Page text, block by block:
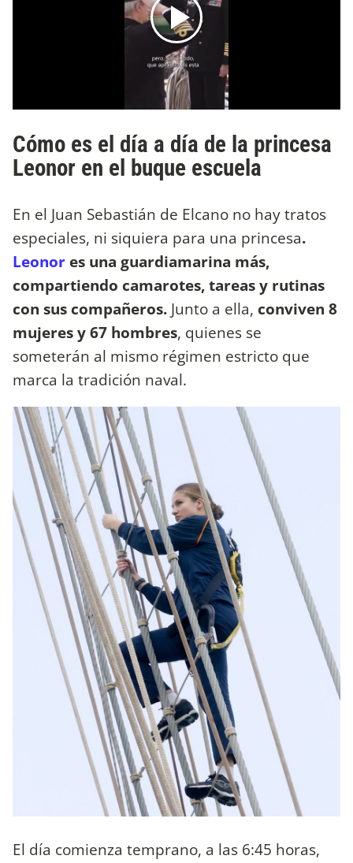
Cómo es el día a día de la princesa
Leonor en el buque escuela
En el Juan Sebastián de Elcano no hay tratos
especiales, ni siquiera para una princesa.
Leonor es una guardiamarina más,
compartiendo camarotes, tareas y rutinas
con sus compañeros. Junto a ella, conviven 8
mujeres y 67 hombres, quienes se
someterán al mismo régimen estricto que
marca la tradición naval.
El día comienza temprano, a las 6:45 horas,